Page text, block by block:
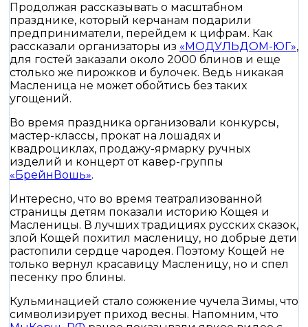
Продолжая рассказывать о масштабном
празднике, который керчанам подарили
предприниматели, перейдем к цифрам. Как
рассказали организаторы из «МОДУЛЬДОМ-ЮГ»,
для гостей заказали около 2000 блинов и еще
столько же пирожков и булочек. Ведь никакая
Масленица не может обойтись без таких
угощений.
Во время праздника организовали конкурсы,
мастер-классы, прокат на лошадях и
квадроциклах, продажу-ярмарку ручных
изделий и концерт от кавер-группы
«БрейнВошь».
Интересно, что во время театрализованной
страницы детям показали историю Кощея и
Масленицы. В лучших традициях русских сказок,
злой Кощей похитил масленицу, но добрые дети
растопили сердце чародея. Поэтому Кощей не
только вернул красавицу Масленицу, но и спел
песенку про блины.
Кульминацией стало сожжение чучела Зимы, что
символизирует приход весны. Напомним, что